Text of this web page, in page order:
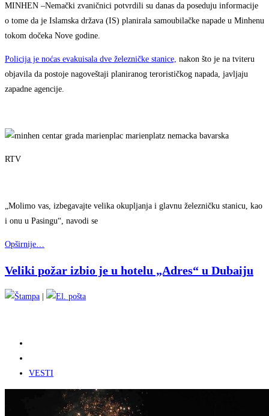
MINHEN –Nemački zvaničnici potvrdili su danas da poseduju informacije
o tome da je Islamska država (IS) planirala samoubilačke napade u Minhenu
tokom dočeka Nove godine.
Policija je noćas evakuisala dve železničke stanice, nakon što je na tviteru
objavila da postoje nagoveštaji planiranog terorističkog napada, javljaju
zapadne agencije.
RTV
„Molimo vas, izbegavajte velika okupljanja i glavnu železničku stanicu, kao
i onu u Pasingu“, navodi se
Opširnije…
Veliki požar izbio je u hotelu „Adres“ u Dubaiju
|
VESTI